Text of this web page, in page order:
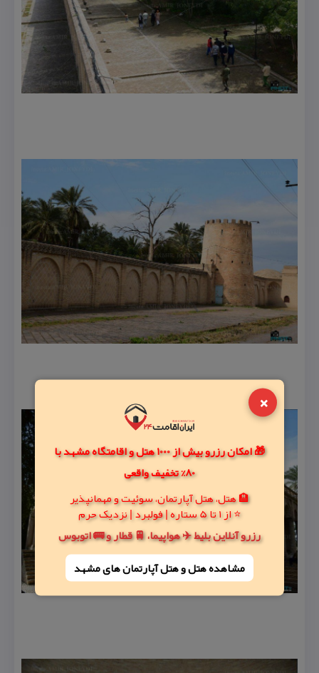
×
🎁 امکان رزرو بیش از 1000 هتل و اقامتگاه مشهد با
80% تخفیف واقعی
🏨 هتل، هتل آپارتمان، سوئیت و مهمانپذیر
⭐ از 1 تا 5 ستاره | فولبرد | نزدیک حرم
رزرو آنلاین بلیط ✈️ هواپیما، 🚆 قطار و 🚌 اتوبوس
مشاهده هتل و هتل‌ آپارتمان های مشهد